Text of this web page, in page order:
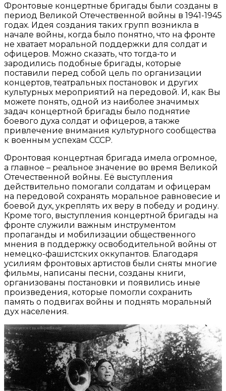
Фронтовые концертные бригады были созданы в
период Великой Отечественной войны в 1941-1945
годах. Идея создания таких групп возникла в
начале войны, когда было понятно, что на фронте
не хватает моральной поддержки для солдат и
офицеров. Можно сказать, что тогда-то и
зародились подобные бригады, которые
поставили перед собой цель по организации
концертов, театральных постановок и других
культурных мероприятий на передовой. И, как Вы
можете понять, одной из наиболее значимых
задач концертной бригады было поднятие
боевого духа солдат и офицеров, а также
привлечение внимания культурного сообщества
к военным успехам СССР.
Фронтовая концертная бригада имела огромное,
а главное – реальное значение во время Великой
Отечественной войны. Её выступления
действительно помогали солдатам и офицерам
на передовой сохранять моральное равновесие и
боевой дух, укреплять их веру в победу и родину.
Кроме того, выступления концертной бригады на
фронте служили важным инструментом
пропаганды и мобилизации общественного
мнения в поддержку освободительной войны от
немецко-фашистских оккупантов. Благодаря
усилиям фронтовых артистов были сняты многие
фильмы, написаны песни, созданы книги,
организованы постановки и появились иные
произведения, которые помогли сохранить
память о подвигах войны и поднять моральный
дух населения.